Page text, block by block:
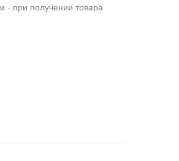
- при получении товара